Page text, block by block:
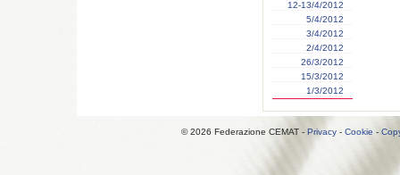
12-13/4/2012
5/4/2012
3/4/2012
2/4/2012
26/3/2012
15/3/2012
1/3/2012
© 2026 Federazione CEMAT - Privacy - Cookie -